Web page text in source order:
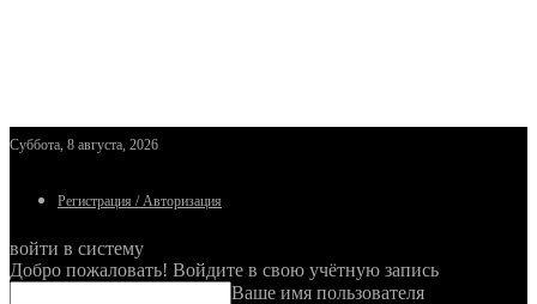
Суббота, 8 августа, 2026
Регистрация / Авторизация
войти в систему
Добро пожаловать! Войдите в свою учётную запись
Ваше имя пользователя